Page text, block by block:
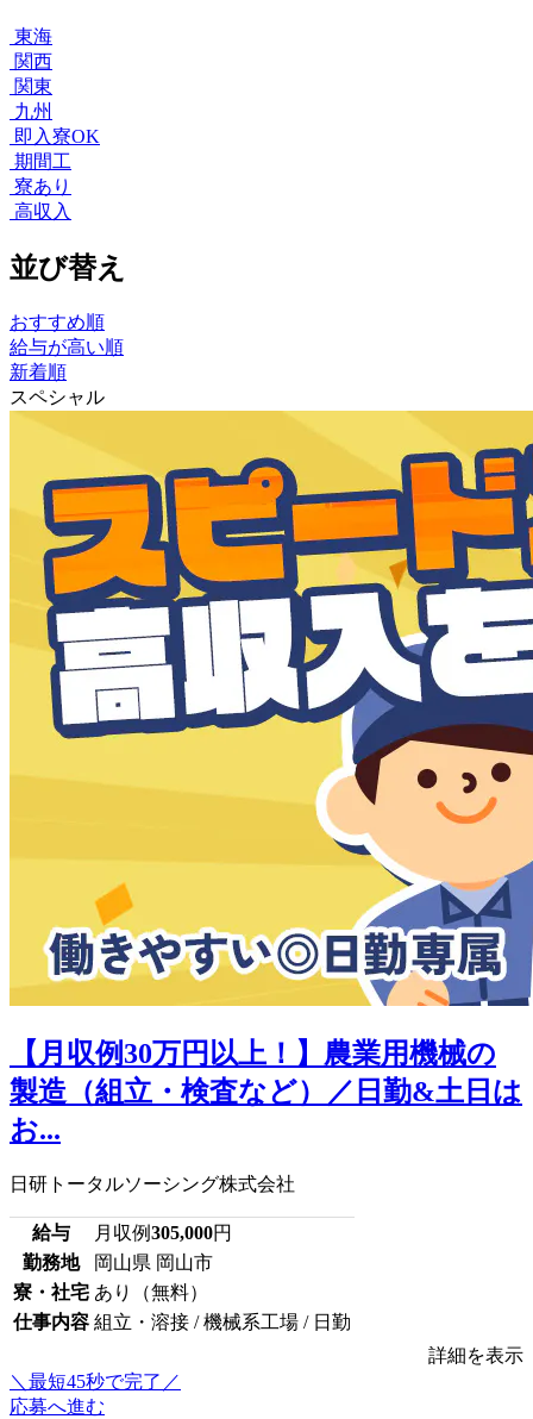
東海
関西
関東
九州
即入寮OK
期間工
寮あり
高収入
並び替え
おすすめ順
給与が高い順
新着順
スペシャル
【月収例30万円以上！】農業用機械の
製造（組立・検査など）／日勤&土日は
お...
日研トータルソーシング株式会社
給与 月収例305,000円
勤務地
岡山県 岡山市
寮・社宅 あり（無料）
仕事内容 組立・溶接 / 機械系工場 / 日勤
詳細を表示
＼最短45秒で完了／
応募へ進む